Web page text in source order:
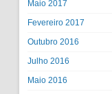
Maio 2017
Fevereiro 2017
Outubro 2016
Julho 2016
Maio 2016